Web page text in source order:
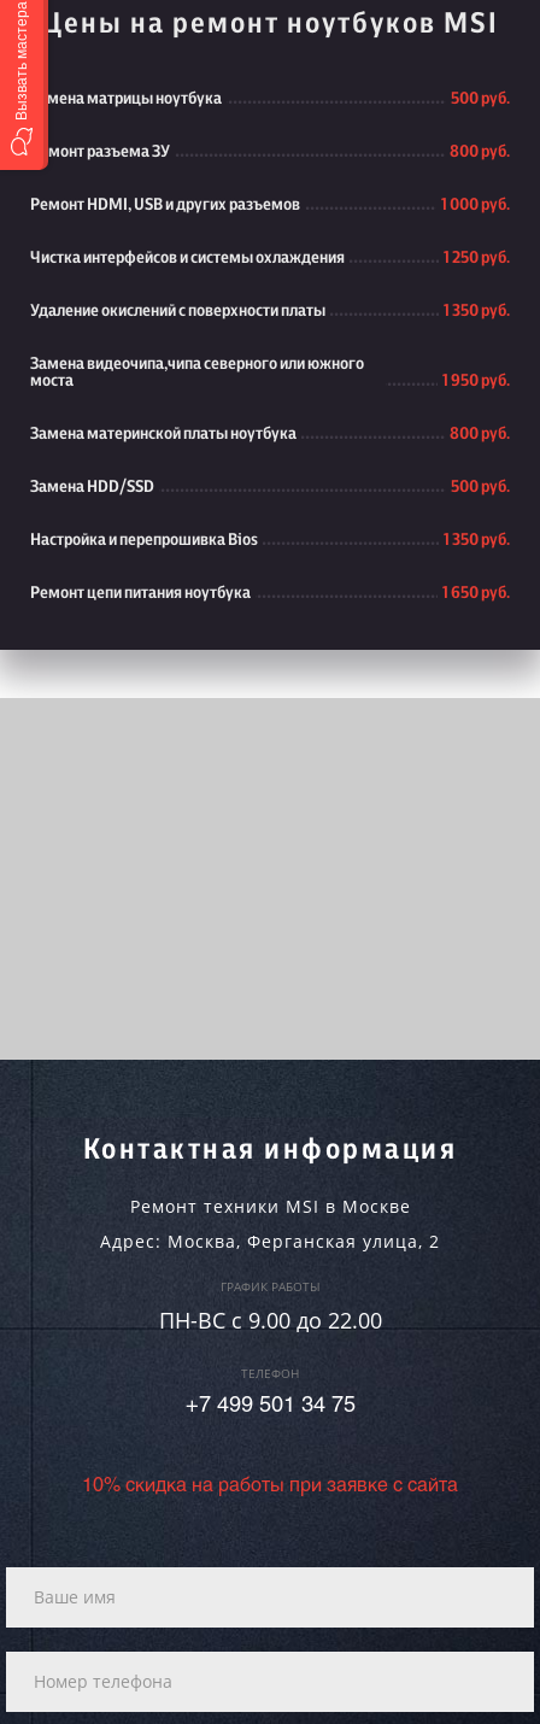
Цены на ремонт ноутбуков MSI
Замена матрицы ноутбука 500 руб.
Ремонт разъема ЗУ 800 руб.
Ремонт HDMI, USB и других разъемов 1 000 руб.
Чистка интерфейсов и системы охлаждения 1 250 руб.
Удаление окислений с поверхности платы 1 350 руб.
Замена видеочипа,чипа северного или южного
моста
1 950 руб.
Замена материнской платы ноутбука 800 руб.
Замена HDD/SSD 500 руб.
Настройка и перепрошивка Bios 1 350 руб.
Ремонт цепи питания ноутбука 1 650 руб.
Контактная информация
Ремонт техники MSI в Москве
Адрес: Москва, Ферганская улица, 2
ГРАФИК РАБОТЫ
ПН-ВC c 9.00 до 22.00
ТЕЛЕФОН
+7 499 501 34 75
10% скидка на работы при заявке с сайта
Вызвать мастера